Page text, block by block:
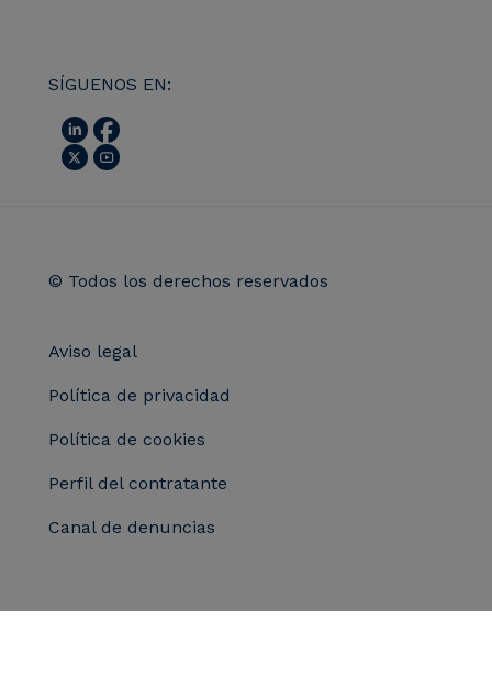
SÍGUENOS EN:
© Todos los derechos reservados
Aviso legal
Política de privacidad
Política de cookies
Perfil del contratante
Canal de denuncias